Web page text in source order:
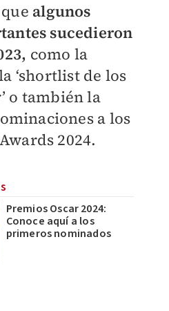
algunos
sucedieron
como la
‘shortlist de los
o también la
a los
2024.
Premios Oscar 2024:
Conoce aquí a los
primeros nominados